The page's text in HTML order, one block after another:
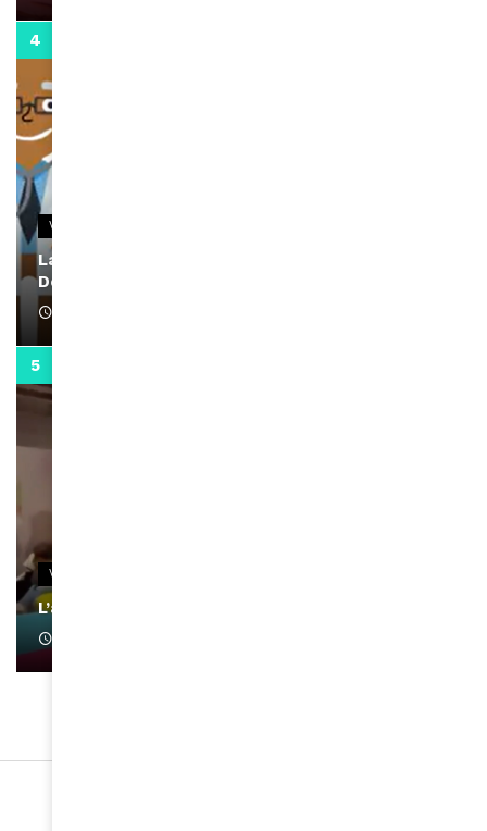
VIDEOS
La rubrique santé speciale coronavirus du
Docteur Makanda
VIDEOS
L’artiste Yoan s’exprime